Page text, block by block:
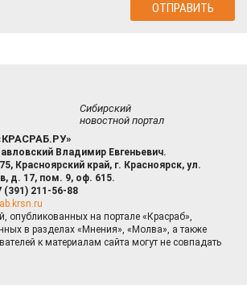
Сибирский
новостной портал
Владимир Евгеньевич.
Красноярский край, г. Красноярск, ул.
д. 17, пом. 9, оф. 615.
(391) 211-56-88
опубликованных на портале «Красраб»,
в разделах «Мнения», «Молва», а также
к материалам сайта могут не совпадать